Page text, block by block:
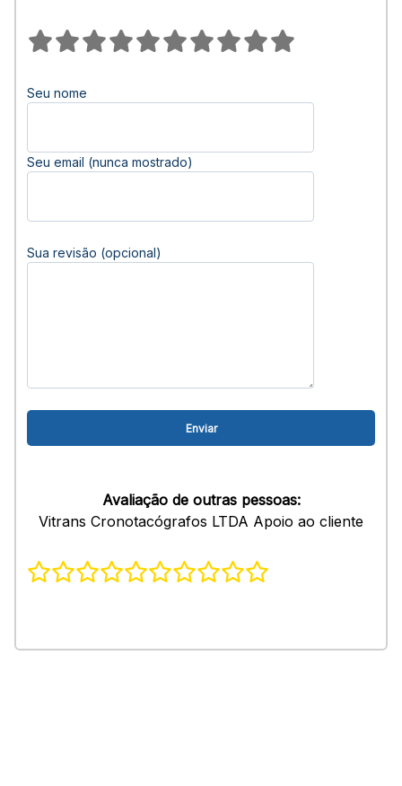
Seu nome
Seu email (nunca mostrado)
Sua revisão (opcional)
Avaliação de outras pessoas:
Vitrans Cronotacógrafos LTDA Apoio ao cliente